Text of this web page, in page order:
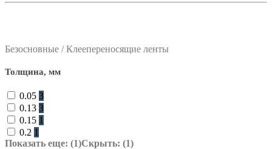
Безосновные / Клеепереносящие ленты
Толщина, мм
0.05 3
0.13 3
0.15 1
0.2 1
Показать еще: (1)Скрыть: (1)